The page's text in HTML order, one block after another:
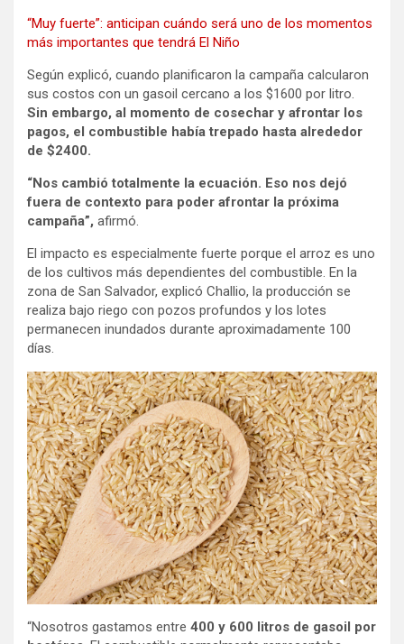
“Muy fuerte”: anticipan cuándo será uno de los momentos
más importantes que tendrá El Niño
Según explicó, cuando planificaron la campaña calcularon
sus costos con un gasoil cercano a los $1600 por litro.
Sin embargo, al momento de cosechar y afrontar los
pagos, el combustible había trepado hasta alrededor
de $2400.
“Nos cambió totalmente la ecuación. Eso nos dejó
fuera de contexto para poder afrontar la próxima
campaña”, afirmó.
El impacto es especialmente fuerte porque el arroz es uno
de los cultivos más dependientes del combustible. En la
zona de San Salvador, explicó Challio, la producción se
realiza bajo riego con pozos profundos y los lotes
permanecen inundados durante aproximadamente 100
días.
“Nosotros gastamos entre 400 y 600 litros de gasoil por